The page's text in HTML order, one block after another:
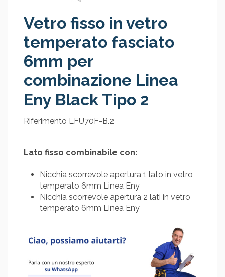
Vetro fisso in vetro
temperato fasciato
6mm per
combinazione Linea
Eny Black Tipo 2
Riferimento LFU70F-B.2
Lato fisso combinabile con:
Nicchia scorrevole apertura 1 lato in vetro
temperato 6mm Linea Eny
Nicchia scorrevole apertura 2 lati in vetro
temperato 6mm Linea Eny